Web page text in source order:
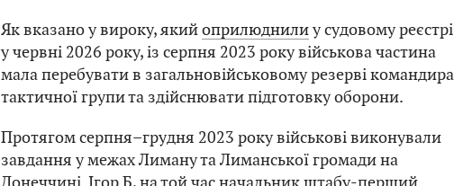
Як вказано у вироку, якийоприлюднилиу судовому реєстрі
у червні 2026 року, із серпня 2023 року військова частина
мала перебувати в загальновійськовому резерві командира
тактичної групи та здійснювати підготовку оборони.
Протягом серпня–грудня 2023 року військові виконували
завдання у межах Лиману та Лиманської громади на
Донеччині. Ігор Б, на той час начальник штабу-перший